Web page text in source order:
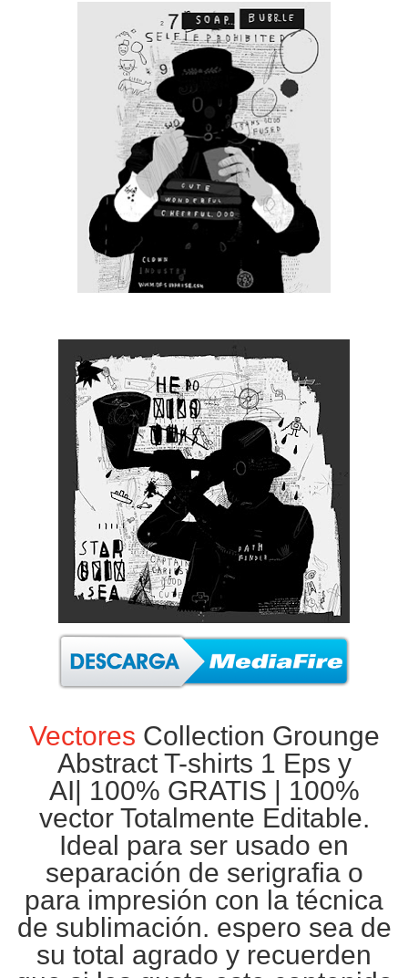
Vectores Collection Grounge
Abstract T-shirts 1 Eps y
AI| 100% GRATIS | 100%
vector Totalmente Editable.
Ideal para ser usado en
separación de serigrafiao
para impresión con la técnica
de sublimación. espero sea de
su total agrado y recuerden